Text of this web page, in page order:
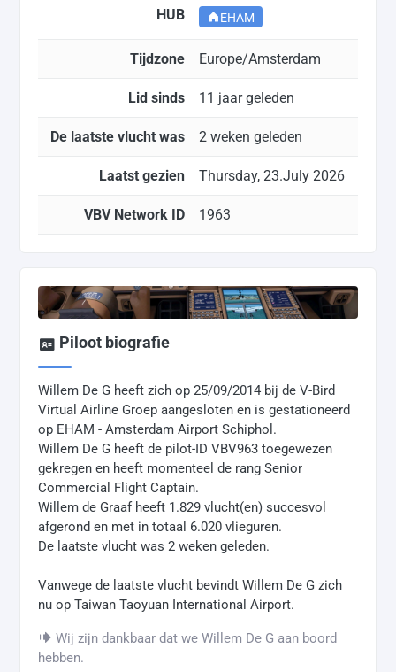
HUB EHAM
Tijdzone Europe/Amsterdam
Lid sinds 11 jaar geleden
De laatste vlucht was 2 weken geleden
Laatst gezien Thursday, 23.July 2026
VBV Network ID 1963
Piloot biografie
Willem De G heeft zich op 25/09/2014 bij de V-Bird
Virtual Airline Groep aangesloten en is gestationeerd
op EHAM - Amsterdam Airport Schiphol.
Willem De G heeft de pilot-ID VBV963 toegewezen
gekregen en heeft momenteel de rang Senior
Commercial Flight Captain.
Willem de Graaf heeft 1.829 vlucht(en) succesvol
afgerond en met in totaal 6.020 vlieguren.
De laatste vlucht was 2 weken geleden.
Vanwege de laatste vlucht bevindt Willem De G zich
nu op Taiwan Taoyuan International Airport.
Wij zijn dankbaar dat we Willem De G aan boord
hebben.